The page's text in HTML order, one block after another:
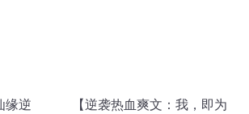
缘逆
【逆袭热血爽文：我，即为